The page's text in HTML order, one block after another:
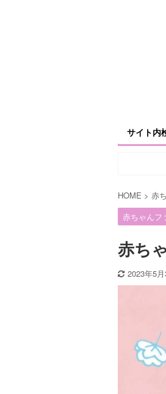
サイト内
HOME > 赤
赤ちゃんフ
赤ち
2023年5